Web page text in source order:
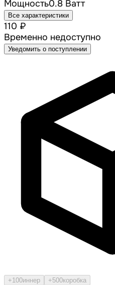
Мощность0.8 Ватт
Все характеристики
110 ₽
Временно недоступно
Уведомить о поступлении
+100иннер +500коробка